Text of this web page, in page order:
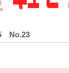
No.23